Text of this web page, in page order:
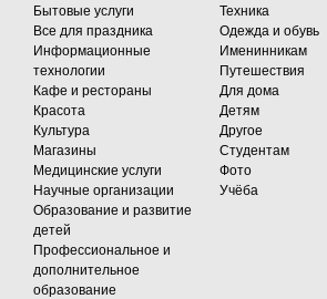
Бытовые услуги
Все для праздника
Информационные
технологии
Кафе и рестораны
Красота
Культура
Магазины
Медицинские услуги
Научные организации
Образование и развитие
детей
Профессиональное и
дополнительное
образование
Техника
Одежда и обувь
Именинникам
Путешествия
Для дома
Детям
Другое
Студентам
Фото
Учёба